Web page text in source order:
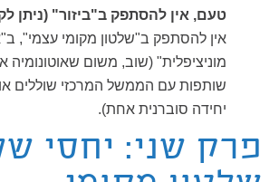
טעם, אין להסתפק ב"ביזור" (ניתן
אין להסתפק ב"שלטון מקומי עצמי",
מוניציפלית" (שוב, משום
שותפות עם הממשל המרכזי שוללים
יחידה סוברנית אחת).
פרק שני: יחסי